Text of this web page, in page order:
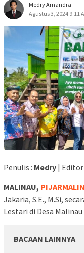
Medry Arnandra
Agustus 3, 2024 9:11
Penulis : Medry | Editor
MALINAU,
Jakaria, S.E., M.Si,
Lestari di Desa
BACAAN LAINNYA